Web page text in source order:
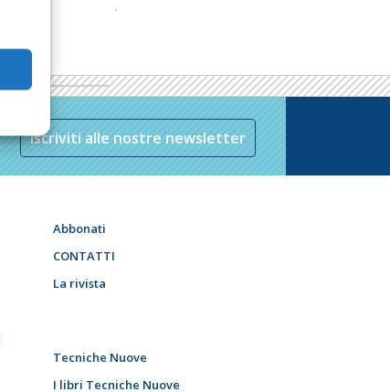
Iscriviti alle nostre newsletter
Abbonati
CONTATTI
La rivista
Tecniche Nuove
I libri Tecniche Nuove